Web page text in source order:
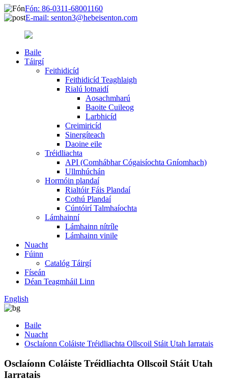
Fón: 86-0311-68001160
E-mail: senton3@hebeisenton.com
Baile
Táirgí
Feithidicíd
Feithidicíd Teaghlaigh
Rialú lotnaidí
Aosachmharú
Baoite Cuileog
Larbhicíd
Creimiricíd
Sinergíteach
Daoine eile
Tréidliachta
API (Comhábhar Cógaisíochta Gníomhach)
Ullmhúchán
Hormóin plandaí
Rialtóir Fáis Plandaí
Cothú Plandaí
Cúntóirí Talmhaíochta
Lámhainní
Lámhainn nítríle
Lámhainn vinile
Nuacht
Fúinn
Catalóg Táirgí
Físeán
Déan Teagmháil Linn
English
Baile
Nuacht
Osclaíonn Coláiste Tréidliachta Ollscoil Stáit Utah Iarratais
Osclaíonn Coláiste Tréidliachta Ollscoil Stáit Utah
Iarratais